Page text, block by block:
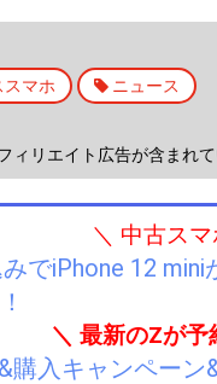
スマホ ニュース
ィリエイト広告が含まれ
＼ 中古ス
でiPhone 12
＼ 最新のZが予
購入キャンペーン